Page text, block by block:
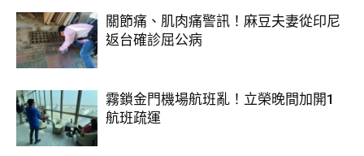
此，飛機內的周邊商品也會不時出現寶可夢給
你驚喜，從報到時就有滿佈寶可夢的登機證跟
行李牌陪你出發，登入飛機裡更是進入寶可夢
有寶可夢一路相伴你到目的地，快樂到想旋
轉、灑花、轉圈圈！
關節痛、肌肉痛警訊！麻豆夫妻從印尼
返台確診屈公病
霧鎖金門機場航班亂！立榮晚間加開1
航班疏運